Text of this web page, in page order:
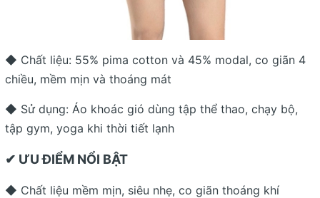
◆ Chất liệu: 55% pima cotton và 45% modal, co giãn 4
chiều, mềm mịn và thoáng mát
◆ Sử dụng: Áo khoác gió dùng tập thể thao, chạy bộ,
tập gym, yoga khi thời tiết lạnh
✔ ƯU ĐIỂM NỔI BẬT
◆ Chất liệu mềm mịn, siêu nhẹ, co giãn thoáng khí